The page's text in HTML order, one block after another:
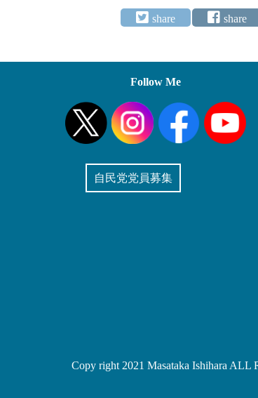
Follow Me
自民党党員募集
Copy right 2021 Masataka Ishihara ALL